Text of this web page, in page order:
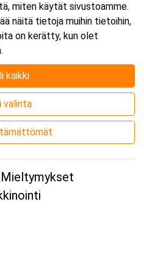
/ Valimotie 21 / 00380 Helsinki
miten käytät sivustoamme.
näitä tietoja muihin tietoihin,
on kerätty, kun olet
kaikki
valinta
Mieltymykset